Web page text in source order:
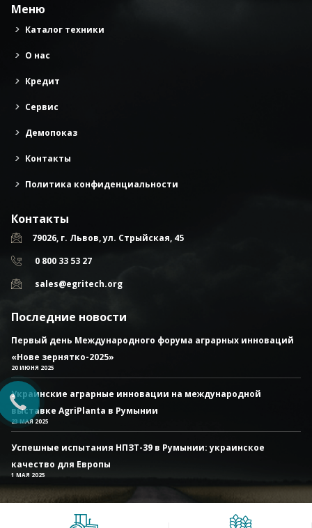
Меню
Каталог техники
О нас
Кредит
Сервис
Демопоказ
Контакты
Политика конфиденциальности
Контакты
79026, г. Львов, ул. Стрыйская, 45
0 800 33 53 27
sales@egritech.org
Последние новости
Первый день Международного форума аграрных инноваций
«Нове зернятко-2025»
20 ИЮНЯ 2025
Украинские аграрные инновации на международной
выставке AgriPlanta в Румынии
23 МАЯ 2025
Успешные испытания НПЗТ-39 в Румынии: украинское
качество для Европы
1 МАЯ 2025